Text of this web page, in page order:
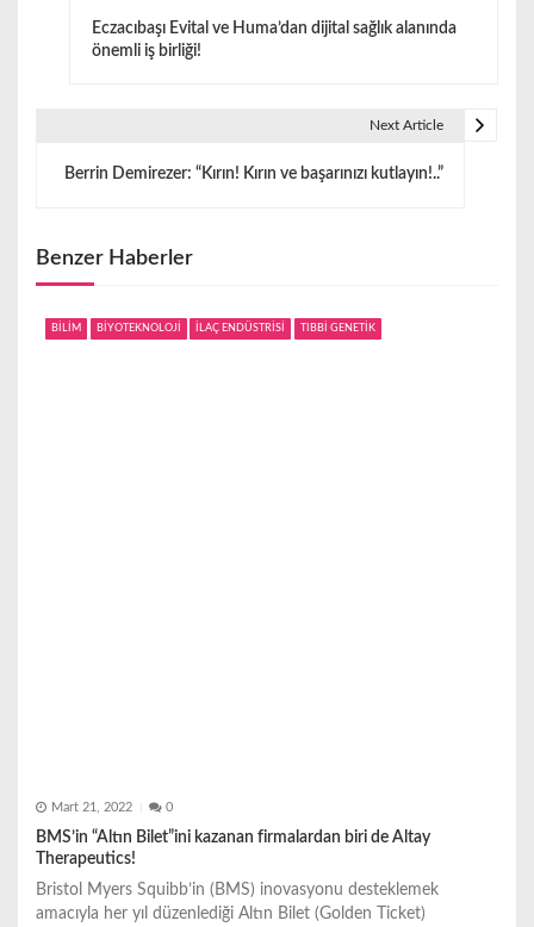
z
n
Eczacıbaşı Evital ve Huma’dan dijital sağlık alanında
önemli iş birliği!
Next Article
Berrin Demirezer: “Kırın! Kırın ve başarınızı kutlayın!..”
Benzer Haberler
BİLİM BİYOTEKNOLOJİ İLAÇ ENDÜSTRİSİ TIBBİ GENETİK
Mart 21, 2022 0
BMS’in “Altın Bilet”ini kazanan firmalardan biri de Altay
Therapeutics!
Bristol Myers Squibb’in (BMS) inovasyonu desteklemek
amacıyla her yıl düzenlediği Altın Bilet (Golden Ticket)